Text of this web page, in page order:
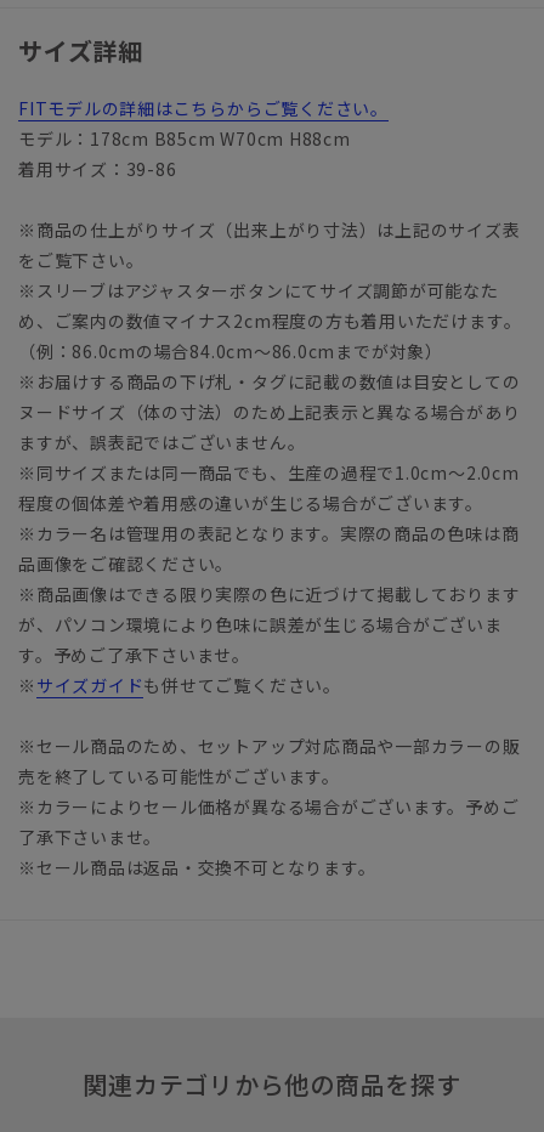
サイズ詳細
FITモデルの詳細はこちらからご覧ください。
モデル：178cm B85cm W70cm H88cm
着用サイズ：39-86
※商品の仕上がりサイズ（出来上がり寸法）は上記のサイズ表
をご覧下さい。
※スリーブはアジャスターボタンにてサイズ調節が可能なた
め、ご案内の数値マイナス2cm程度の方も着用いただけます。
（例：86.0cmの場合84.0cm～86.0cmまでが対象）
※お届けする商品の下げ札・タグに記載の数値は目安としての
ヌードサイズ（体の寸法）のため上記表示と異なる場合があり
ますが、誤表記ではございません。
※同サイズまたは同一商品でも、生産の過程で1.0cm～2.0cm
程度の個体差や着用感の違いが生じる場合がございます。
※カラー名は管理用の表記となります。実際の商品の色味は商
品画像をご確認ください。
※商品画像はできる限り実際の色に近づけて掲載しております
が、パソコン環境により色味に誤差が生じる場合がございま
す。予めご了承下さいませ。
※ サイズガイドも併せてご覧ください。
※セール商品のため、セットアップ対応商品や一部カラーの販
売を終了している可能性がございます。
※カラーによりセール価格が異なる場合がございます。予めご
了承下さいませ。
※セール商品は返品・交換不可となります。
関連カテゴリから他の商品を探す